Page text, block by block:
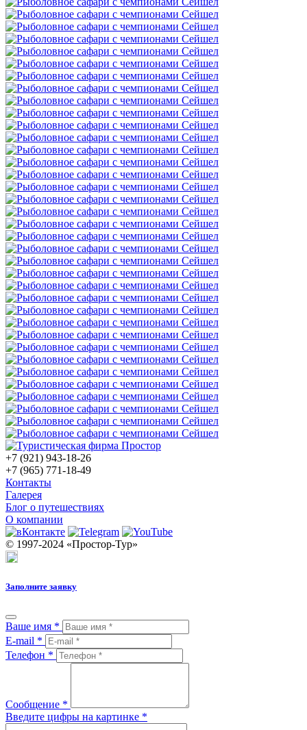
+7 (921) 943-18-26
+7 (965) 771-18-49
Контакты
Галерея
Блог о путешествиях
О компании
© 1997-2024 «Простор-Тур»
Заполните заявку
Ваше имя *
E-mail *
Телефон *
Сообщение *
Введите цифры на картинке *